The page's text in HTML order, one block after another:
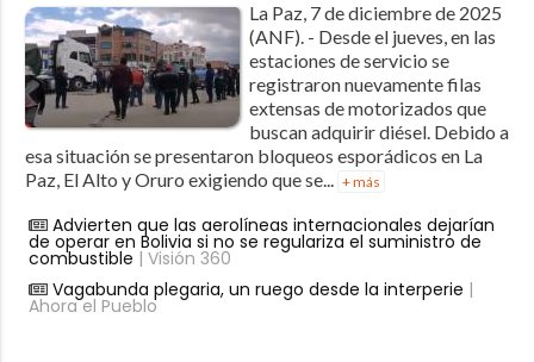
La Paz, 7 de diciembre de 2025
(ANF). - Desde el jueves, en las
estaciones de servicio se
registraron nuevamente filas
extensas de motorizados que
buscan adquirir diésel. Debido a
esa situación se presentaron bloqueos esporádicos en La
Paz, El Alto y Oruro exigiendo que se... + más
Advierten que las aerolíneas internacionales dejarían
de operar en Bolivia si no se regulariza el suministro de
combustible | Visión 360
Vagabunda plegaria, un ruego desde la interperie |
Ahora el Pueblo